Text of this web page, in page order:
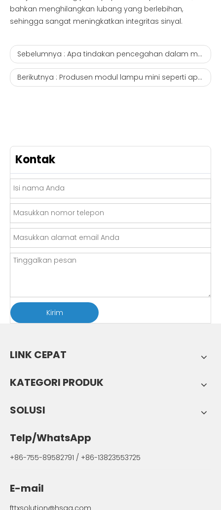
bahkan menghilangkan lubang yang berlebihan,
sehingga sangat meningkatkan integritas sinyal.
Sebelumnya : Apa tindakan pencegahan dalam memilih modul lampu mini? Transceiver serat optik sfp yang kompatibel dengan Huawei
Berikutnya : Produsen modul lampu mini seperti apa yang layak dipilih? Modul transceiver cicso sfp
Kontak
Kirim
LINK CEPAT
KATEGORI PRODUK
SOLUSI
Telp/WhatsApp
+86-755-89582791 / +86-13823553725
E-mail
fttxsolution@hsgq.com